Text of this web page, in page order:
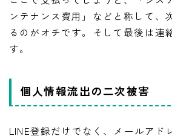
ンテナンス費用」などと称して、
るのがオチです。そして最後は連
す。
個人情報流出の二次被害
LINE登録だけでなく、メールアド